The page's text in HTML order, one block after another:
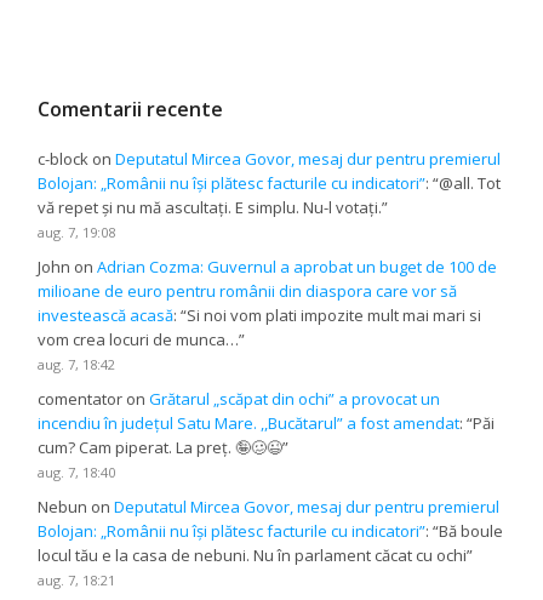
Comentarii recente
c-block onDeputatul Mircea Govor, mesaj dur pentru premierul
Bolojan: „Românii nu își plătesc facturile cu indicatori”: “@all. Tot
vă repet și nu mă ascultați. E simplu. Nu-l votați.”
aug. 7, 19:08
John onAdrian Cozma: Guvernul a aprobat un buget de 100 de
milioane de euro pentru românii din diaspora care vor să
investească acasă: “Si noi vom plati impozite mult mai mari si
vom crea locuri de munca…”
aug. 7, 18:42
comentator onGrătarul „scăpat din ochi” a provocat un
incendiu în județul Satu Mare. ,,Bucătarul” a fost amendat: “Păi
cum? Cam piperat. La preț. 🤪🥴😉”
aug. 7, 18:40
Nebun onDeputatul Mircea Govor, mesaj dur pentru premierul
Bolojan: „Românii nu își plătesc facturile cu indicatori”: “Bă boule
locul tău e la casa de nebuni. Nu în parlament căcat cu ochi”
aug. 7, 18:21